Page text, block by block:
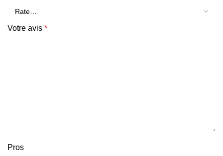
Votre avis *
Pros